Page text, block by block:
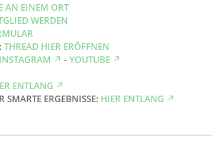
AN EINEM ORT
WERDEN
THREAD HIER ERÖFFNEN
INSTAGRAM - YOUTUBE
ENTLANG
SMARTE ERGEBNISSE: HIER ENTLANG